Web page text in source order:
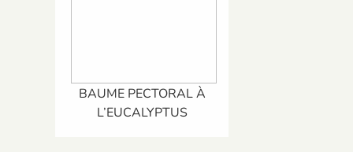
BAUME PECTORAL À
L’EUCALYPTUS